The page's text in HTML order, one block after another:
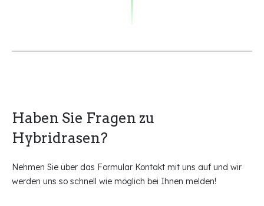
Haben Sie Fragen zu
Hybridrasen?
Nehmen Sie über das Formular Kontakt mit uns auf und wir
werden uns so schnell wie möglich bei Ihnen melden!